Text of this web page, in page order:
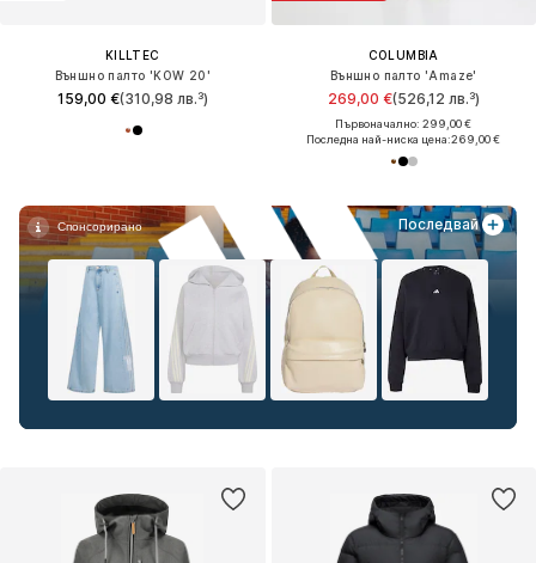
KILLTEC
Външно палто 'KOW 20'
159,00 €(310,98 лв.³)
Последвай
COLUMBIA
Външно палто 'Amaze'
269,00 €(526,12 лв.³)
Първоначално: 299,00 €
Последна най-ниска цена:269,00 €